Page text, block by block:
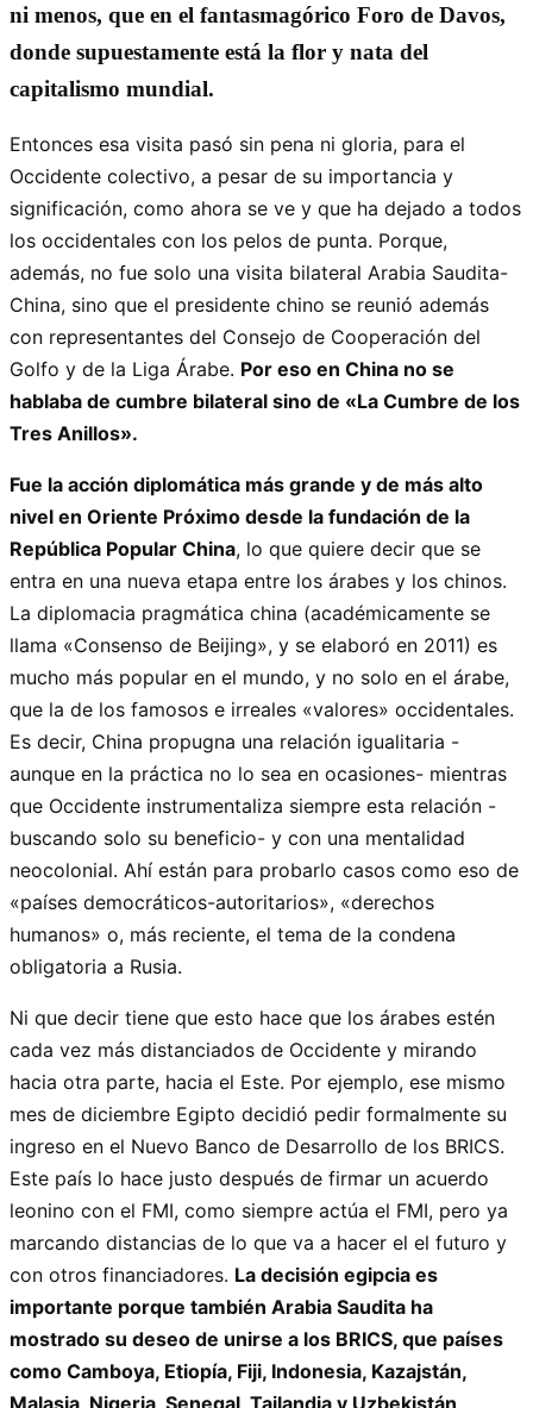
ni menos, que en el fantasmagórico Foro de Davos,
donde supuestamente está la flor y nata del
capitalismo mundial.
Entonces esa visita pasó sin pena ni gloria, para el
Occidente colectivo, a pesar de su importancia y
significación, como ahora se ve y que ha dejado a todos
los occidentales con los pelos de punta. Porque,
además, no fue solo una visita bilateral Arabia Saudita-
China, sino que el presidente chino se reunió además
con representantes del Consejo de Cooperación del
Golfo y de la Liga Árabe. Por eso en China no se
hablaba de cumbre bilateral sino de «La Cumbre de los
Tres Anillos».
Fue la acción diplomática más grande y de más alto
nivel en Oriente Próximo desde la fundación de la
República Popular China, lo que quiere decir que se
entra en una nueva etapa entre los árabes y los chinos.
La diplomacia pragmática china (académicamente se
llama «Consenso de Beijing», y se elaboró en 2011) es
mucho más popular en el mundo, y no solo en el árabe,
que la de los famosos e irreales «valores» occidentales.
Es decir, China propugna una relación igualitaria -
aunque en la práctica no lo sea en ocasiones- mientras
que Occidente instrumentaliza siempre esta relación -
buscando solo su beneficio- y con una mentalidad
neocolonial. Ahí están para probarlo casos como eso de
«países democráticos-autoritarios», «derechos
humanos» o, más reciente, el tema de la condena
obligatoria a Rusia.
Ni que decir tiene que esto hace que los árabes estén
cada vez más distanciados de Occidente y mirando
hacia otra parte, hacia el Este. Por ejemplo, ese mismo
mes de diciembre Egipto decidió pedir formalmente su
ingreso en el Nuevo Banco de Desarrollo de los BRICS.
Este país lo hace justo después de firmar un acuerdo
leonino con el FMI, como siempre actúa el FMI, pero ya
marcando distancias de lo que va a hacer el el futuro y
con otros financiadores. La decisión egipcia es
importante porque también Arabia Saudita ha
mostrado su deseo de unirse a los BRICS, que países
como Camboya, Etiopía, Fiji, Indonesia, Kazajstán,